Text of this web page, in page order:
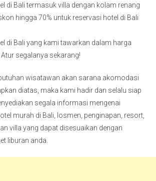
di Bali termasuk villa dengan kolam renang
hingga 70% untuk reservasi hotel di Bali
di Bali yang kami tawarkan dalam harga
Atur segalanya sekarang!
wisatawan akan sarana akomodasi
diatas, maka kami hadir dan selalu siap
segala informasi mengenai
murah di Bali, losmen, penginapan, resort,
villa yang dapat disesuaikan dengan
liburan anda.